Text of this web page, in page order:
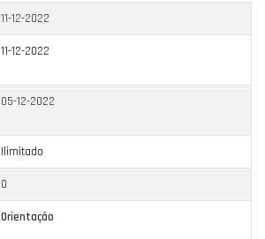
11-12-2022
11-12-2022
05-12-2022
Ilimitado
0
Orientação